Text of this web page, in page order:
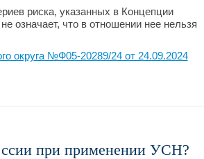
риска, указанных в Концепции
означает, что в отношении нее нельзя
округа №Ф05-20289/24 от 24.09.2024
при применении УСН?